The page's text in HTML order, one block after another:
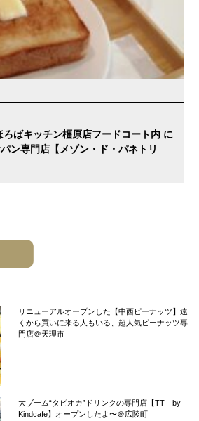
ろばキッチン橿原店フードコート内 に
ン専門店【メゾン・ド・パネトリ
リニューアルオープンした【中西ピーナッツ】遠
くから買いに来る人もいる、超人気ピーナッツ専
門店＠天理市
大ブーム“タピオカ”ドリンクの専門店【TT by
Kindcafe】オープンしたよ〜＠広陵町